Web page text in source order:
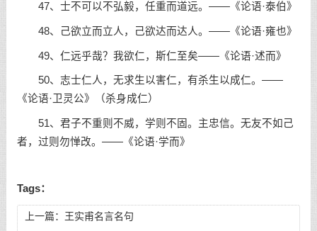
47、士不可以不弘毅，任重而道远。——《论语·泰伯》
48、己欲立而立人，己欲达而达人。——《论语·雍也》
49、仁远乎哉？我欲仁，斯仁至矣——《论语·述而》
50、志士仁人，无求生以害仁，有杀生以成仁。——
《论语·卫灵公》（杀身成仁）
51、君子不重则不威，学则不固。主忠信。无友不如己
者，过则勿惮改。——《论语·学而》
Tags：
上一篇： 王实甫名言名句